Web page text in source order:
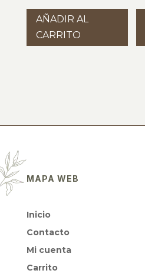
AÑADIR AL
CARRITO
MAPA WEB
Inicio
Contacto
Mi cuenta
Carrito